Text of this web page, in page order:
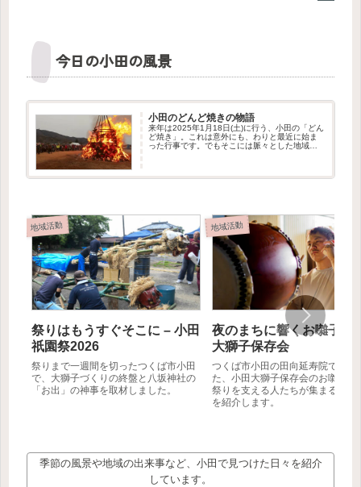
今日の小田の風景
小田のどんど焼きの物語
来年は2025年1月18日(土)に行う、小田の「どん
ど焼き」。これは意外にも、わりと最近に始ま
った行事です。でもそこには脈々とした地域の
地域活動
祭りはもうすぐそこに – 小田
祇園祭2026
祭りまで一週間を切ったつくば市小田
で、大獅子づくりの終盤と八坂神社の
「お出」の神事を取材しました。
地域活動
夜のまちに響くお囃子 –
大獅子保存会
つくば市小田の田向延寿院で行わ
た、小田大獅子保存会のお囃子練
祭りを支える人たちが集まる夏の
を紹介します。
季節の風景や地域の出来事など、小田で見つけた日々を紹介
しています。